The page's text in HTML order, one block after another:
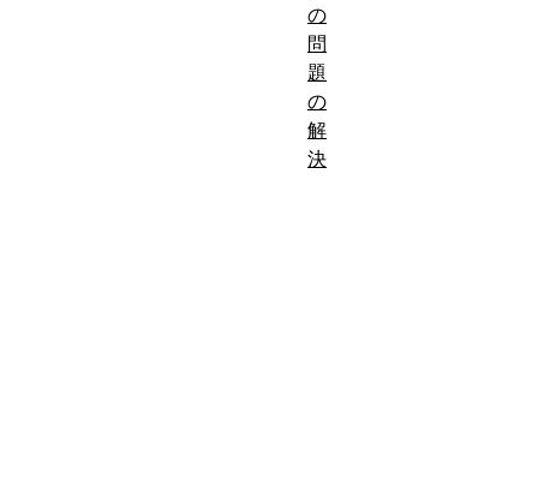
の
問
題
の
解
決